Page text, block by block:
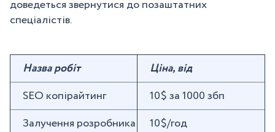
доведеться звернутися до позаштатних
спеціалістів.
Назва робіт
Ціна, від
SEO копірайтинг
10$ за 1000 збп
Залучення розробника
10$/год